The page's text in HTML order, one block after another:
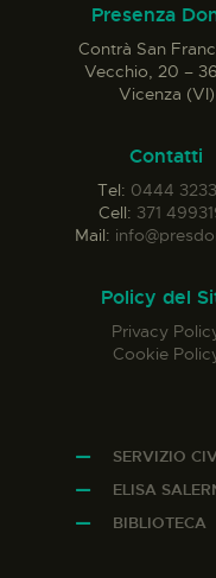
Presenza
Contrà San
Vecchio, 20 –
Vicenza (VI)
Contatti
Tel: 0444
Cell: 371
Mail:
Policy del
Privacy
Cookie
SERVIZIO
ELISA
BIBLIOTECA